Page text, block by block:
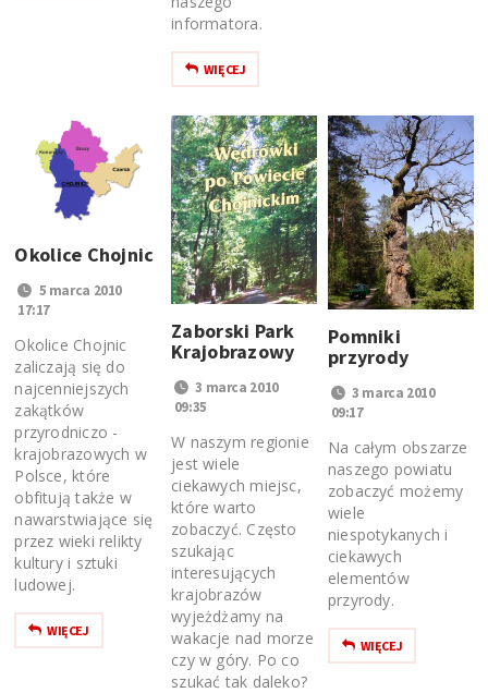
informatora.
WIĘCEJ
Okolice Chojnic
5 marca 2010
17:17
Okolice Chojnic
zaliczają się do
najcenniejszych
zakątków
przyrodniczo -
krajobrazowych w
Polsce, które
obfitują także w
nawarstwiające się
przez wieki relikty
kultury i sztuki
ludowej.
WIĘCEJ
Zaborski Park
Krajobrazowy
3 marca 2010
09:35
W naszym regionie
jest wiele
ciekawych miejsc,
które warto
zobaczyć. Często
szukając
interesujących
krajobrazów
wyjeżdżamy na
wakacje nad morze
czy w góry. Po co
szukać tak daleko?
Pomniki
przyrody
3 marca 2010
09:17
Na całym obszarze
naszego powiatu
zobaczyć możemy
wiele
niespotykanych i
ciekawych
elementów
przyrody.
WIĘCEJ